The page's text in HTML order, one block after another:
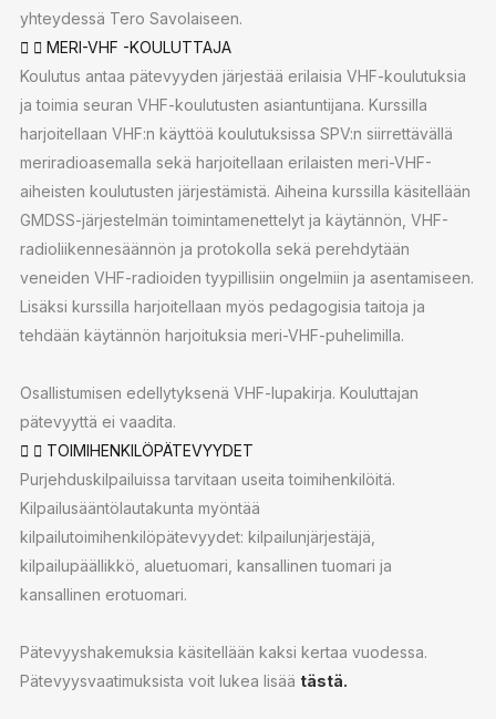
yhteydessä Tero Savolaiseen.
MERI-VHF -KOULUTTAJA
Koulutus antaa pätevyyden järjestää erilaisia VHF-koulutuksia
ja toimia seuran VHF-koulutusten asiantuntijana. Kurssilla
harjoitellaan VHF:n käyttöä koulutuksissa SPV:n siirrettävällä
meriradioasemalla sekä harjoitellaan erilaisten meri-VHF-
aiheisten koulutusten järjestämistä. Aiheina kurssilla käsitellään
GMDSS-järjestelmän toimintamenettelyt ja käytännön, VHF-
radioliikennesäännön ja protokolla sekä perehdytään
veneiden VHF-radioiden tyypillisiin ongelmiin ja asentamiseen.
Lisäksi kurssilla harjoitellaan myös pedagogisia taitoja ja
tehdään käytännön harjoituksia meri-VHF-puhelimilla.
Osallistumisen edellytyksenä VHF-lupakirja. Kouluttajan
pätevyyttä ei vaadita.
TOIMIHENKILÖPÄTEVYYDET
Purjehduskilpailuissa tarvitaan useita toimihenkilöitä.
Kilpailusääntölautakunta myöntää
kilpailutoimihenkilöpätevyydet: kilpailunjärjestäjä,
kilpailupäällikkö, aluetuomari, kansallinen tuomari ja
kansallinen erotuomari.
Pätevyyshakemuksia käsitellään kaksi kertaa vuodessa.
Pätevyysvaatimuksista voit lukea lisää tästä.